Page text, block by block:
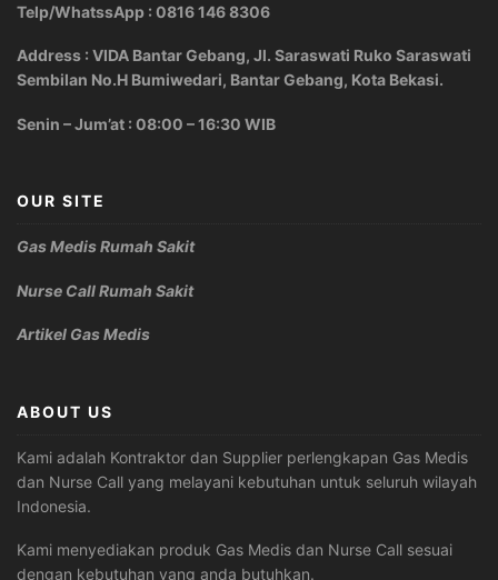
Telp/WhatssApp : 0816 146 8306
Address : VIDA Bantar Gebang, Jl. Saraswati Ruko Saraswati
Sembilan No.H Bumiwedari, Bantar Gebang, Kota Bekasi.
Senin – Jum’at : 08:00 – 16:30 WIB
OUR SITE
Gas Medis Rumah Sakit
Nurse Call Rumah Sakit
Artikel Gas Medis
ABOUT US
Kami adalah Kontraktor dan Supplier perlengkapan Gas Medis
dan Nurse Call yang melayani kebutuhan untuk seluruh wilayah
Indonesia.
Kami menyediakan produk Gas Medis dan Nurse Call sesuai
dengan kebutuhan yang anda butuhkan.